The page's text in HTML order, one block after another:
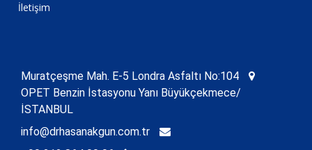
İletişim
Muratçeşme Mah. E-5 Londra Asfaltı No:104
OPET Benzin İstasyonu Yanı Büyükçekmece/
İSTANBUL
info@drhasanakgun.com.tr